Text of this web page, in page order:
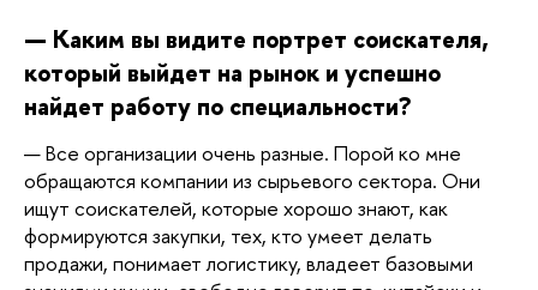
— Каким вы видите портрет соискателя,
который выйдет на рынок и успешно
найдет работу по специальности?
— Все организации очень разные. Порой ко мне
обращаются компании из сырьевого сектора. Они
ищут соискателей, которые хорошо знают, как
формируются закупки, тех, кто умеет делать
продажи, понимает логистику, владеет базовыми